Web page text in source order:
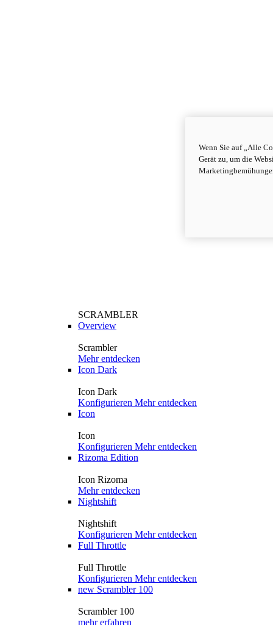
SCRAMBLER
Overview
Scrambler
Mehr entdecken
Icon Dark
Icon Dark
Konfigurieren Mehr entdecken
Icon
Icon
Konfigurieren Mehr entdecken
Rizoma Edition
Icon Rizoma
Mehr entdecken
Nightshift
Nightshift
Konfigurieren Mehr entdecken
Full Throttle
Full Throttle
Konfigurieren Mehr entdecken
new Scrambler 100
Scrambler 100
mehr erfahren
Wenn Sie auf „Alle
Gerät zu, um die